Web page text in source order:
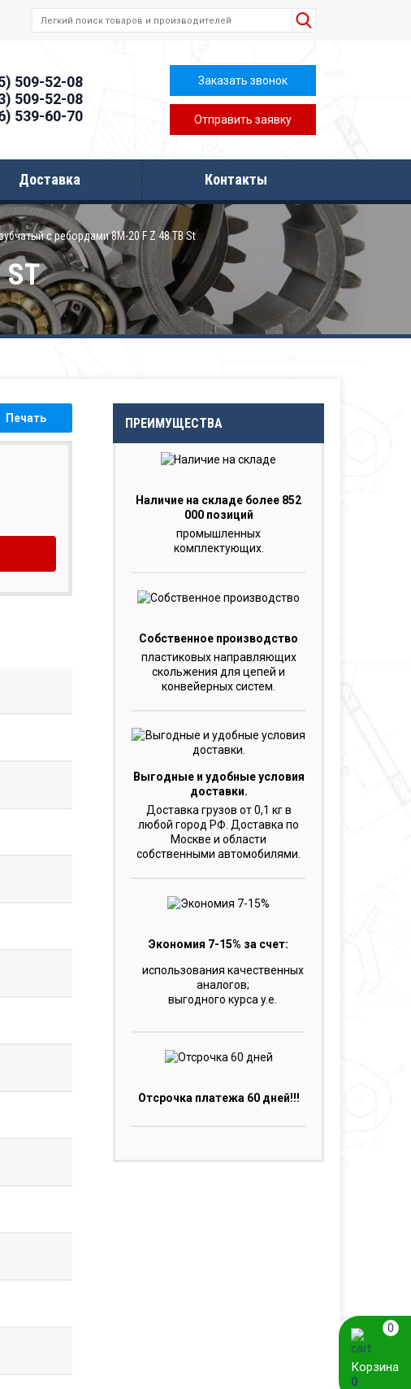
509-52-08
509-52-08
539-60-70
Заказать звонок
Отправить заявку
Доставка Контакты
с ребордами 8M-20 F Z 48 TB St
Печать ПРЕИМУЩЕСТВА
Наличие на складе более 852
000 позиций
промышленных
комплектующих.
Собственное производство
пластиковых направляющих
скольжения для цепей и
конвейерных систем.
Выгодные и удобные условия
доставки.
Доставка грузов от 0,1 кг в
любой город РФ. Доставка по
Москве и области
собственными автомобилями.
Экономия 7-15% за счет:
использования качественных
аналогов;
выгодного курса y.e.
Отсрочка платежа 60 дней!!!
Корзина
0
0